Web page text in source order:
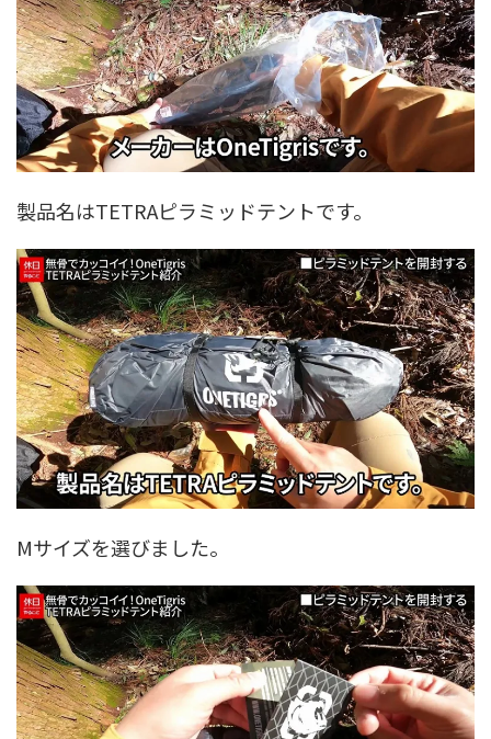
製品名はTETRAピラミッドテントです。
Mサイズを選びました。